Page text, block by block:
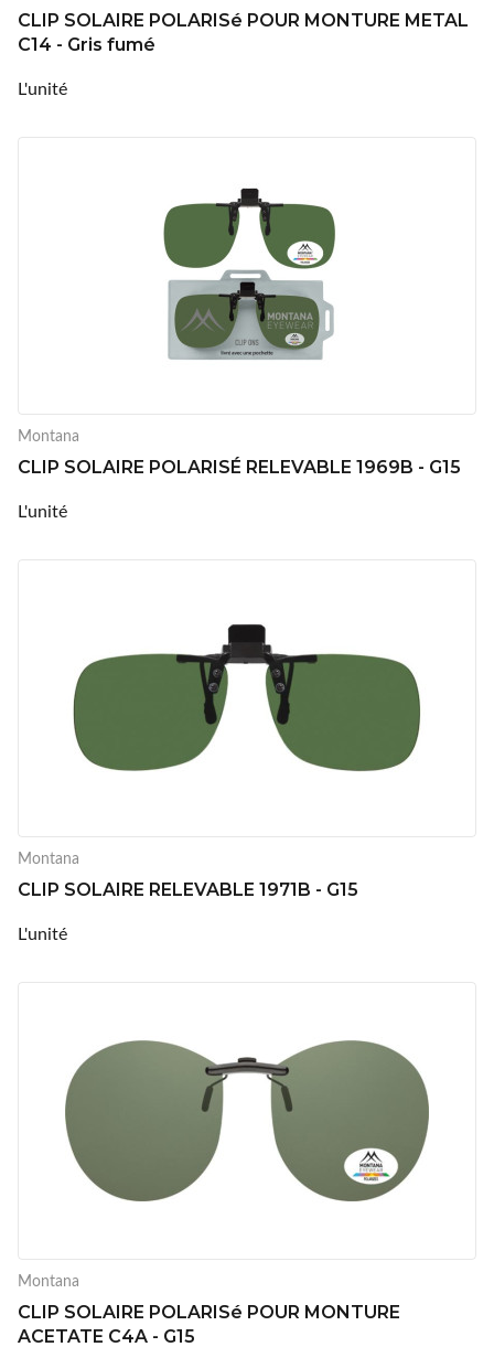
CLIP SOLAIRE POLARISé POUR MONTURE METAL
C14 - Gris fumé
L'unité
Montana
CLIP SOLAIRE POLARISÉ RELEVABLE 1969B - G15
L'unité
Montana
CLIP SOLAIRE RELEVABLE 1971B - G15
L'unité
Montana
CLIP SOLAIRE POLARISé POUR MONTURE
ACETATE C4A - G15